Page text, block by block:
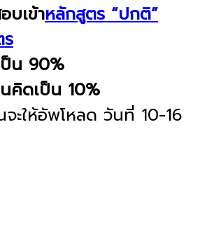
บเข้าหลักสูตร “ปกติ”
น 90%
คิดเป็น 10%
จะให้อัพโหลด วันที่ 10-16